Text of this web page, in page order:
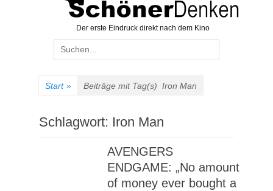
Der erste Eindruck direkt nach dem Kino
Suche
nach:
Start » Beiträge mit Tag(s) Iron Man
Schlagwort: Iron Man
AVENGERS
ENDGAME: „No amount
of money ever bought a